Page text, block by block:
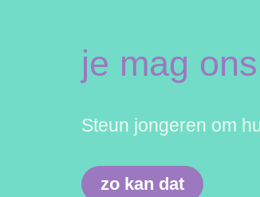
je mag
Steun jongeren om
zo kan dat